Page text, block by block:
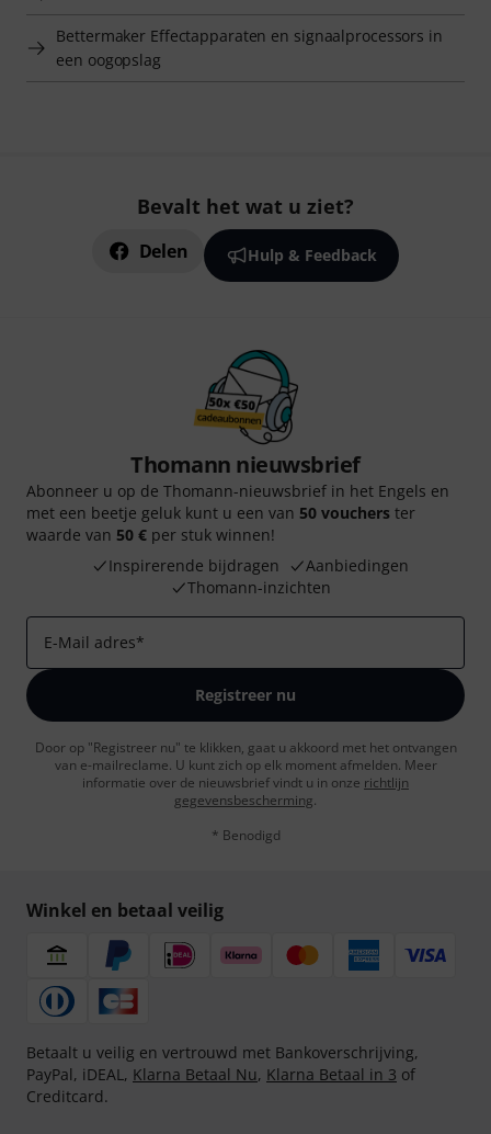
Bettermaker Effectapparaten en signaalprocessors in
een oogopslag
Bevalt het wat u ziet?
Delen Hulp & Feedback
Thomann nieuwsbrief
Abonneer u op de Thomann-nieuwsbrief in het Engels en
met een beetje geluk kunt u een van 50 vouchers ter
waarde van 50 € per stuk winnen!
Inspirerende bijdragen
Aanbiedingen
Thomann-inzichten
E-Mail adres*
Registreer nu
Door op "Registreer nu" te klikken, gaat u akkoord met het ontvangen
van e-mailreclame. U kunt zich op elk moment afmelden. Meer
informatie over de nieuwsbrief vindt u in onze richtlijn
gegevensbescherming.
* Benodigd
Winkel en betaal veilig
Betaalt u veilig en vertrouwd met Bankoverschrijving,
PayPal, iDEAL, Klarna Betaal Nu, Klarna Betaal in 3 of
Creditcard.